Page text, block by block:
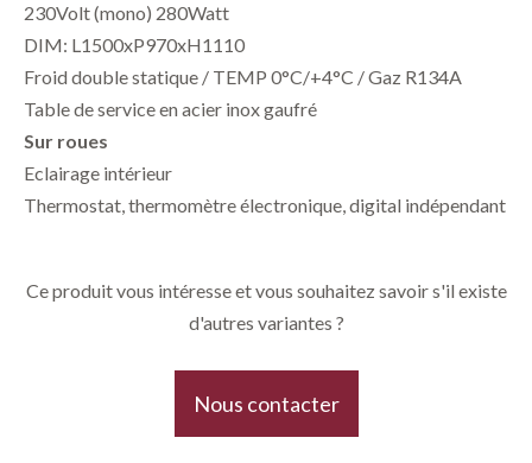
230Volt (mono) 280Watt
DIM: L1500xP970xH1110
Froid double statique / TEMP 0°C/+4°C / Gaz R134A
Table de service en acier inox gaufré
Sur roues
Eclairage intérieur
Thermostat, thermomètre électronique, digital indépendant
Ce produit vous intéresse et vous souhaitez savoir s'il existe
d'autres variantes ?
Nous contacter